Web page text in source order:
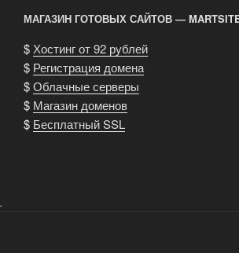
МАГАЗИН ГОТОВЫХ САЙТОВ —
$Хостинг от 92 рублей
$ Регистрация домена
$Облачные серверы
$ Магазин доменов
$ Бесплатный SSL
.